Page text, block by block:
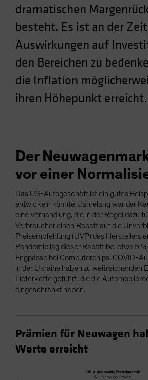
dramatischen
besteht. Es ist an der
Auswirkungen auf
den Bereichen zu
die Inflation
ihren Höhepunkt erreicht.
Der
vor einer
Das US-Autogeschäft ist ein gutes
entwickeln könnte. Jahrelang war der
eine Verhandlung, die in der Regel dazu
Verbraucher einen Rabatt auf die
Preisempfehlung (UVP) des Herstellers
Pandemie lag dieser Rabatt bei etwa 5 %
Engpässe bei Computerchips, COVID-
in der Ukraine haben zu weitreichenden
Lieferkette geführt, die die
eingeschränkt haben.
Prämien für Neuwagen
Werte erreicht